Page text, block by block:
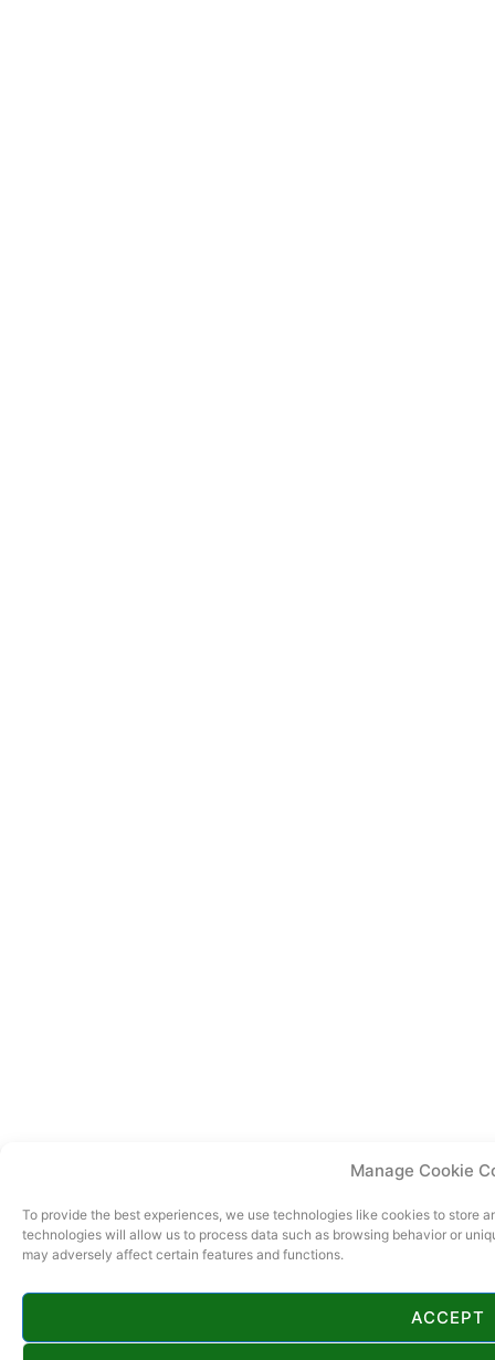
Manage Cookie
To provide the best experiences, we use technologies like cookies to store
technologies will allow us to process data such as browsing behavior or
may adversely affect certain features and functions.
ACCEPT